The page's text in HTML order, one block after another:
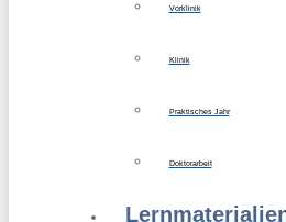
Vorklinik
Klinik
Praktisches Jahr
Doktorarbeit